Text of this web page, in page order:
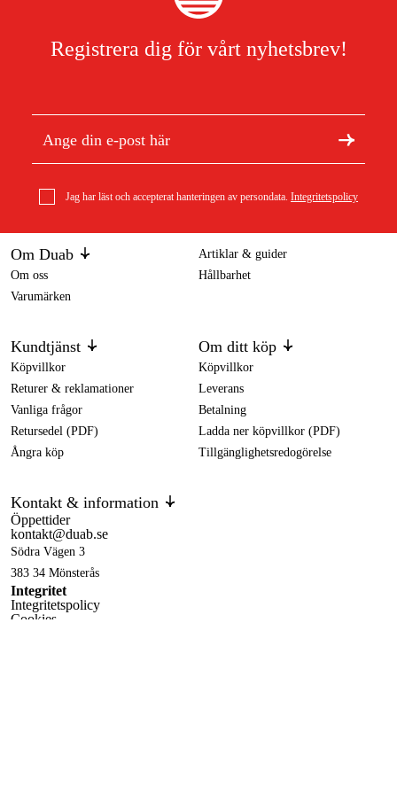
Registrera dig för vårt nyhetsbrev!
Jag har läst och accepterat hanteringen av persondata. Integritetspolicy
Om Duab
Om oss
Varumärken
Artiklar & guider
Hållbarhet
Kundtjänst
Köpvillkor
Returer & reklamationer
Vanliga frågor
Retursedel (PDF)
Ångra köp
Om ditt köp
Köpvillkor
Leverans
Betalning
Ladda ner köpvillkor (PDF)
Tillgänglighetsredogörelse
Kontakt & information
Öppettider
kontakt@duab.se
Södra Vägen 3
383 34 Mönsterås
Integritet
Integritetspolicy
Cookies